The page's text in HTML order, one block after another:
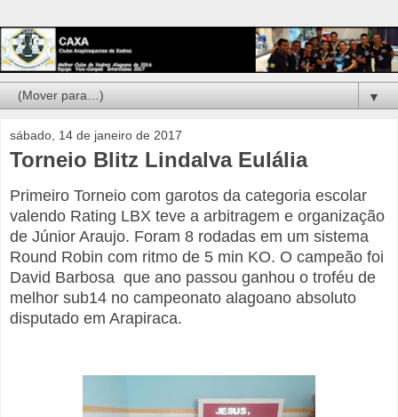
▼
sábado, 14 de janeiro de 2017
Torneio Blitz Lindalva Eulália
Primeiro Torneio com garotos da categoria escolar
valendo Rating LBX teve a arbitragem e organização
de Júnior Araujo. Foram 8 rodadas em um sistema
Round Robin com ritmo de 5 min KO. O campeão foi
David Barbosa que ano passou ganhou o troféu de
melhor sub14 no campeonato alagoano absoluto
disputado em Arapiraca.